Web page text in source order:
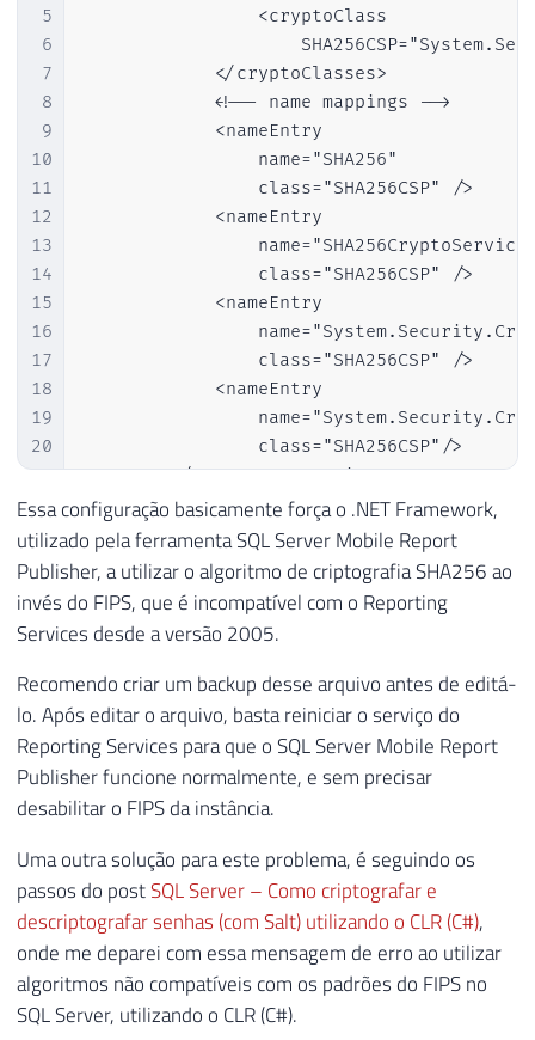
5
6
7
8
9
10
11
12
13
14
15
16
17
18
19
20
21
22
23
                <cryptoClass
            </cryptoClasses>
<!-- name mappings
            <nameEntry
                name="SHA256"
                class="SHA256CSP" />
            <nameEntry
                class="SHA256CSP" />
            <nameEntry
                class="SHA256CSP" />
            <nameEntry
                class="SHA256CSP"/>
        </cryptoNameMapping>
    </cryptographySettings>
</mscorlib>
Essa configuração basicamente força o .NET Framework,
utilizado pela ferramenta SQL Server Mobile Report
Publisher, a utilizar o algoritmo de criptografia SHA256 ao
invés do FIPS, que é incompatível com o Reporting
Services desde a versão 2005.
Recomendo criar um backup desse arquivo antes de editá-
lo. Após editar o arquivo, basta reiniciar o serviço do
Reporting Services para que o SQL Server Mobile Report
Publisher funcione normalmente, e sem precisar
desabilitar o FIPS da instância.
Uma outra solução para este problema, é seguindo os
passos do postSQL Server – Como criptografar e
descriptografar senhas (com Salt) utilizando o CLR (C#),
onde me deparei com essa mensagem de erro ao utilizar
algoritmos não compatíveis com os padrões do FIPS no
SQL Server, utilizando o CLR (C#).